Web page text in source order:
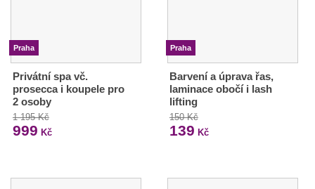
Praha
Privátní spa vč.
prosecca i koupele pro
2 osoby
1 195 Kč
999 Kč
Praha
Barvení a úprava řas,
laminace obočí i lash
lifting
150 Kč
139 Kč